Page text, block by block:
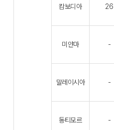
캄보디아 26
미얀마 -
말레이시아 -
동티모르 -